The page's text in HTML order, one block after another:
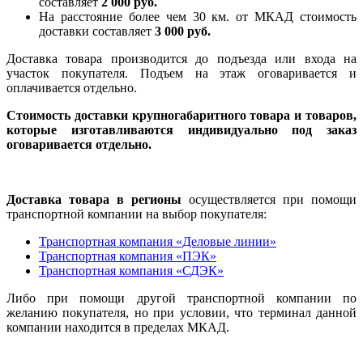
На расстояние более чем 30 км. от МКАД стоимость
доставки составляет 3 000 руб.
Доставка товара производится до подъезда или входа на
участок покупателя. Подъем на этаж оговаривается и
оплачивается отдельно.
Стоимость доставки крупногабаритного товара и товаров,
которые изготавливаются индивидуально под заказ
оговаривается отдельно.
Доставка товара в регионы осуществляется при помощи
транспортной компании на выбор покупателя:
Транспортная компания «Деловые линии»
Транспортная компания «ПЭК»
Транспортная компания «СДЭК»
Либо при помощи другой транспортной компании по
желанию покупателя, но при условии, что терминал данной
компании находится в пределах МКАД.